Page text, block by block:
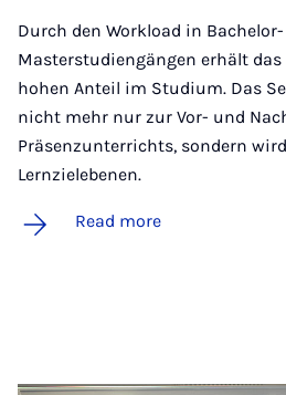
Durch den Workload in
Masterstudiengängen erhält
hohen Anteil im Studium. Das
nicht mehr nur zur Vor- und
Präsenzunterrichts, sondern
Lernzielebenen.
Read more